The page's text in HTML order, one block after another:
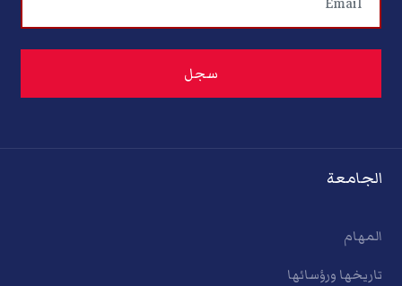
الجامعة
المهام
تاريخها ورؤسائها